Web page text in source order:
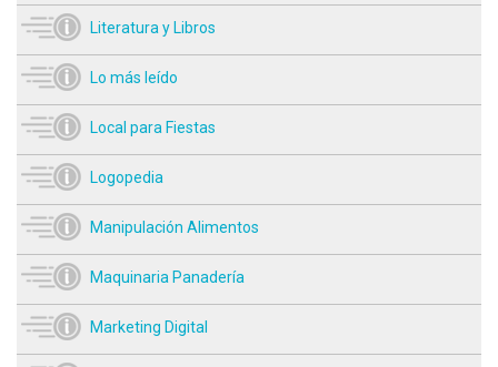
Literatura y Libros
Lo más leído
Local para Fiestas
Logopedia
Manipulación Alimentos
Maquinaria Panadería
Marketing Digital